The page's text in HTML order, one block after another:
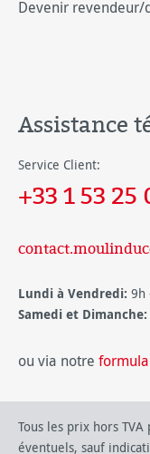
Devenir
Assistance
Service Client:
+33 1 53 25
Lundi à Vendredi: 9h
Samedi et Dimanche:
ou via notre
Tous les prix hors TVA
éventuels, sauf